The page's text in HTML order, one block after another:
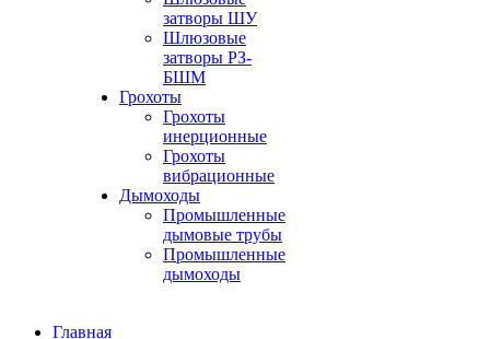
затворы ШУ
Шлюзовые
затворы РЗ-
БШМ
Грохоты
Грохоты
инерционные
Грохоты
вибрационные
Дымоходы
Промышленные
дымовые трубы
Промышленные
дымоходы
Главная